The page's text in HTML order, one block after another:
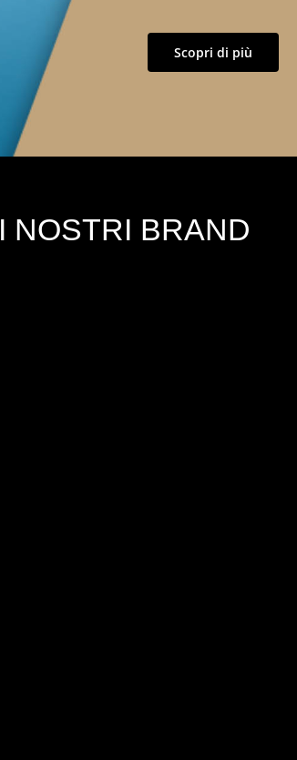
Scopri di più
I NOSTRI BRAND